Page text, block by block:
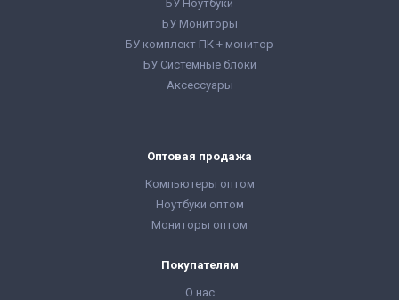
БУ Ноутбуки
БУ Мониторы
БУ комплект ПК + монитор
БУ Системные блоки
Аксессуары
Оптовая продажа
Компьютеры оптом
Ноутбуки оптом
Мониторы оптом
Покупателям
О нас